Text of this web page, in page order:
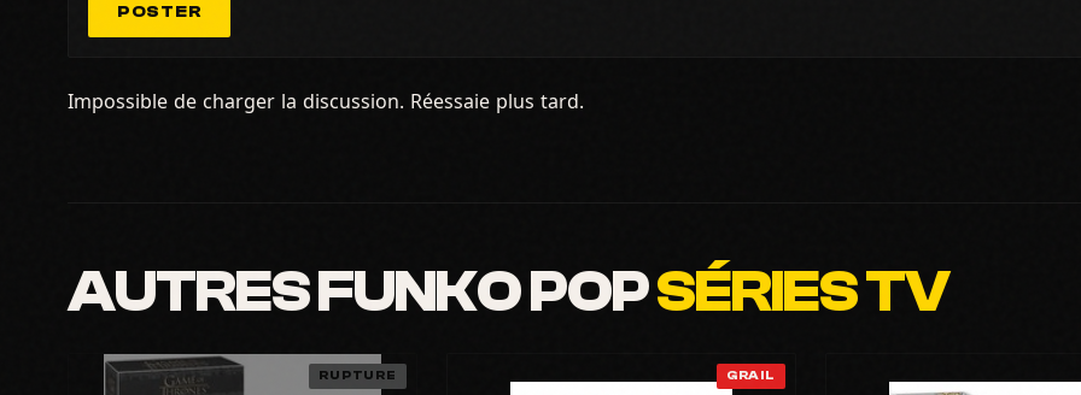
POSTER
Impossible de charger la discussion. Réessaie plus tard.
AUTRES FUNKO POPSÉRIES TV
RUPTURE GRAIL